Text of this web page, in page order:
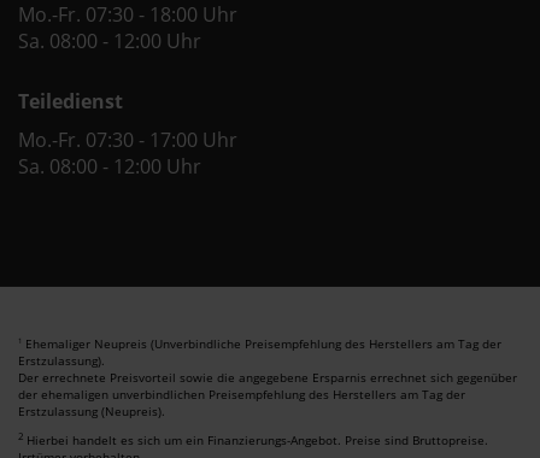
Mo.-Fr. 07:30 - 18:00 Uhr
Sa. 08:00 - 12:00 Uhr
Teiledienst
Mo.-Fr. 07:30 - 17:00 Uhr
Sa. 08:00 - 12:00 Uhr
1 Ehemaliger Neupreis (Unverbindliche Preisempfehlung des Herstellers am Tag der
Erstzulassung).
Der errechnete Preisvorteil sowie die angegebene Ersparnis errechnet sich gegenüber
der ehemaligen unverbindlichen Preisempfehlung des Herstellers am Tag der
Erstzulassung (Neupreis).
2 Hierbei handelt es sich um ein Finanzierungs-Angebot. Preise sind Bruttopreise.